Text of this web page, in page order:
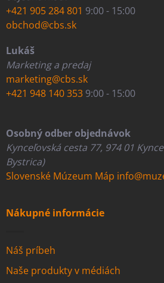
+421 905 284 801 9:00 - 15:00
obchod@cbs.sk
Lukáš
Marketing a predaj
marketing@cbs.sk
+421 948 140 353 9:00 - 15:00
Osobný odber objednávok
Kynceľovská cesta 77, 974 01
Bystrica)
Slovenské Múzeum Máp
Nákupné informácie
Náš príbeh
Naše produkty v médiách